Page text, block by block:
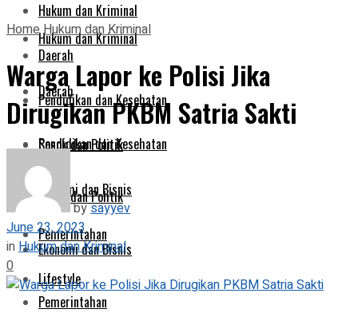
Hukum dan Kriminal
Daerah
Pendidikan dan Kesehatan
Sosok dan Politik
Ekonomi dan Bisnis
Pemerintahan
Lifestyle
Hukum dan Kriminal
Daerah
Pendidikan dan Kesehatan
Sosok dan Politik
Ekonomi dan Bisnis
Pemerintahan
HomeHukum dan Kriminal
Warga Lapor ke Polisi Jika
Dirugikan PKBM Satria Sakti
bysayyev
June 23, 2023
inHukum dan Kriminal
0